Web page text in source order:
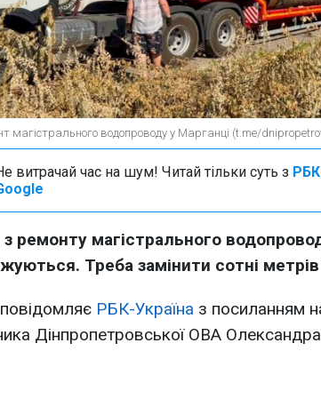
магістрального водопроводу у Марганці (t.me/
витрачай час на шум! Читай тільки суть з
ремонту магістрального
Треба замінити сотні
РБК-Україна з посиланням
Дінпропетровської ОВА